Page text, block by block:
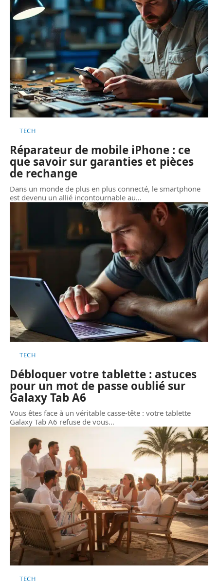
TECH
Réparateur de mobile iPhone : ce
que savoir sur garanties et pièces
de rechange
Dans un monde de plus en plus connecté, le smartphone
est devenu un allié incontournable au…
TECH
Débloquer votre tablette : astuces
pour un mot de passe oublié sur
Galaxy Tab A6
Vous êtes face à un véritable casse-tête : votre tablette
Galaxy Tab A6 refuse de vous…
TECH